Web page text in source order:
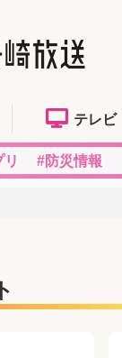
テレビ
#防災情報